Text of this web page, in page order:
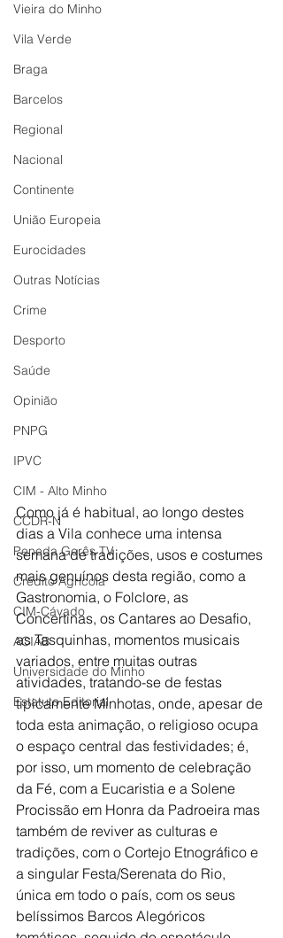
Vieira do Minho
Vila Verde
Braga
Barcelos
Regional
Nacional
Continente
União Europeia
Eurocidades
Outras Notícias
Crime
Desporto
Saúde
Opinião
PNPG
IPVC
CIM - Alto Minho
CCDR-N
Peneda Gerês TV
Crédito Agrícola
CIM-Cávado
ACIAB
Universidade do Minho
Estatuto Editorial
Como já é habitual, ao longo destes
dias a Vila conhece uma intensa
semana de tradições, usos e costumes
mais genuínos desta região, como a
Gastronomia, o Folclore, as
Concertinas, os Cantares ao Desafio,
as Tasquinhas, momentos musicais
variados, entre muitas outras
atividades, tratando-se de festas
tipicamente Minhotas, onde, apesar de
toda esta animação, o religioso ocupa
o espaço central das festividades; é,
por isso, um momento de celebração
da Fé, com a Eucaristia e a Solene
Procissão em Honra da Padroeira mas
também de reviver as culturas e
tradições, com o Cortejo Etnográfico e
a singular Festa/Serenata do Rio,
única em todo o país, com os seus
belíssimos Barcos Alegóricos